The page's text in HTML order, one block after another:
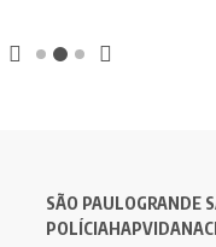
SÃO PAULOGRANDE
POLÍCIAHAPVIDA